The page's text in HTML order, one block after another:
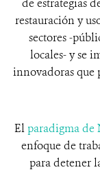
de estrategias
restauración y
sectores -
locales- y se
innovadoras que
El paradigma de
enfoque de
para detener